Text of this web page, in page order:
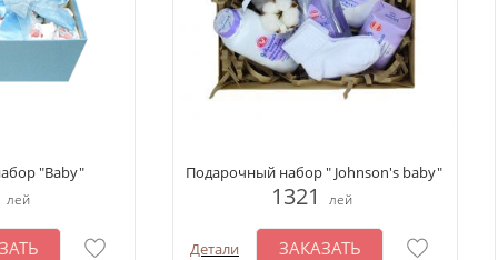
"Baby"
лей
Подарочный набор " Johnson's baby"
1321 лей
Детали ЗАКАЗАТЬ